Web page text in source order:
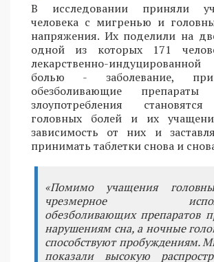
В исследовании приняли
человека с мигренью и
напряжения. Их поделили на
одной из которых 171
лекарственно-
болью - заболевание,
обезболивающие
злоупотребления
головных болей и их
зависимость от них и
принимать таблетки снова и
«Помимо учащения
чрезмерное
обезболивающих препаратов
нарушениям сна, а ночные
способствуют пробуждениям.
показали высокую